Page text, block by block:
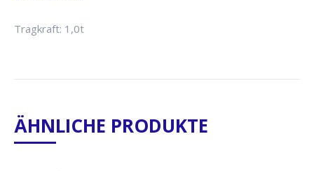
Tragkraft: 1,0t
ÄHNLICHE PRODUKTE